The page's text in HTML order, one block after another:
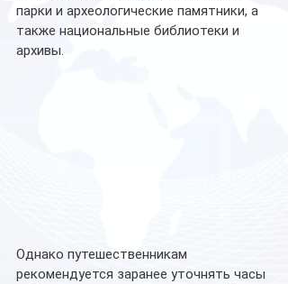
парки и археологические памятники, а
также национальные библиотеки и
архивы.
Однако путешественникам
рекомендуется заранее уточнять часы